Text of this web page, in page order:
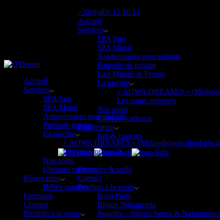
+32(0)466.12.16.14
Accueil
Services
SPA Sun
SPA Moon
Anniversaires pour enfants
Formule de groupe
Last Minute & Promo
La piscine
« AQWA DREAM’S »
Les cours proposés
Nos soins
Chèques cadeaux
Réservation
Bébés nageurs
Formules & tarifs
Contact
Produits à la vente
Baija Paris
Bijoux Nakupenda
Bougies – Bijoux Senza &
Accueil
Services
SPA Sun
SPA Moon
Anniversaires pour enfants
Formule groupe
La piscine
« AQWA DREAM’S » (Méthodologie plouf
Les cours proposés
Nos soins
Chèques cadeaux
Réservation
Bébés nageurs
Formules
Contact
Produits à la vente